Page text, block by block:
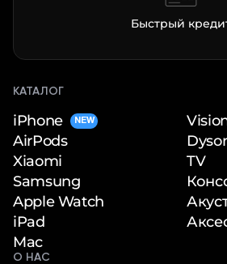
Быстрый
КАТАЛОГ
iPhone NEW
AirPods
Xiaomi
Samsung
Apple Watch
iPad
Mac
TV
О НАС